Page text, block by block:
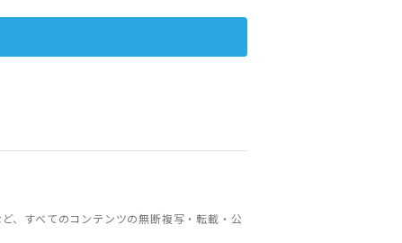
、すべてのコンテンツの無断複写・転載・公